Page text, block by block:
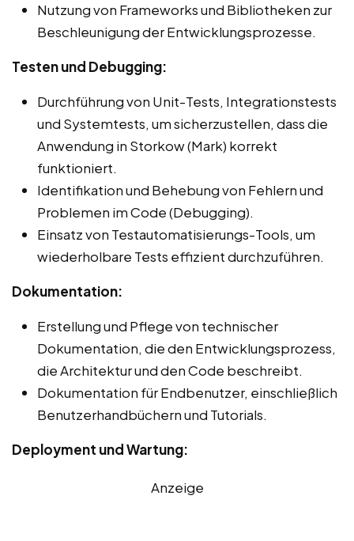
Nutzung von Frameworks und Bibliotheken zur
Beschleunigung der Entwicklungsprozesse.
Testen und Debugging:
Durchführung von Unit-Tests, Integrationstests
und Systemtests, um sicherzustellen, dass die
Anwendung in Storkow (Mark) korrekt
funktioniert.
Identifikation und Behebung von Fehlern und
Problemen im Code (Debugging).
Einsatz von Testautomatisierungs-Tools, um
wiederholbare Tests effizient durchzuführen.
Dokumentation:
Erstellung und Pflege von technischer
Dokumentation, die den Entwicklungsprozess,
die Architektur und den Code beschreibt.
Dokumentation für Endbenutzer, einschließlich
Benutzerhandbüchern und Tutorials.
Deployment und Wartung:
Anzeige